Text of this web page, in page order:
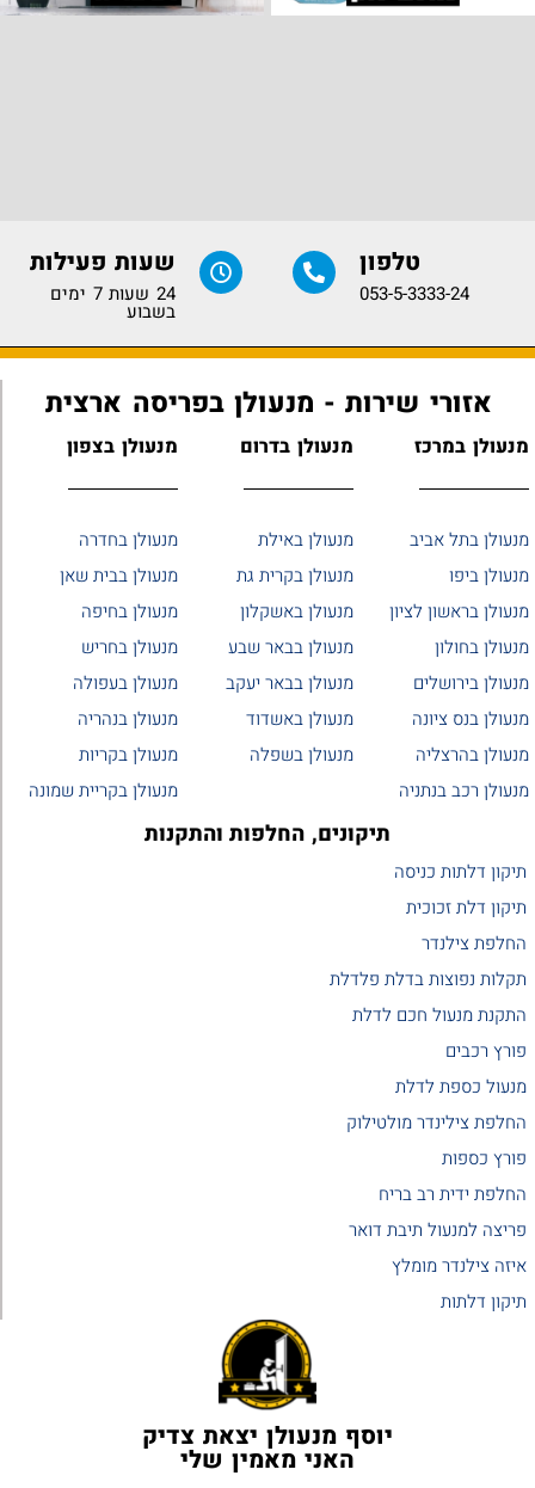
טלפון
053-5-3333-24
שעות פעילות
24 שעות 7 ימים
בשבוע
אזורי שירות - מנעולן בפריסה ארצית
מנעולן במרכז
מנעולן בתל אביב
מנעולן ביפו
מנעולן בראשון לציון
מנעולן בחולון
מנעולן בירושלים
מנעולן בנס ציונה
מנעולן בהרצליה
מנעולן רכב בנתניה
מנעולן בדרום
מנעולן באילת
מנעולן בקרית גת
מנעולן באשקלון
מנעולן בבאר שבע
מנעולן בבאר יעקב
מנעולן באשדוד
מנעולן בשפלה
מנעולן בצפון
מנעולן בחדרה
מנעולן בבית שאן
מנעולן בחיפה
מנעולן בחריש
מנעולן בעפולה
מנעולן בנהריה
מנעולן בקריות
מנעולן בקריית שמונה
תיקונים, החלפות והתקנות
תיקון דלתות כניסה
תיקון דלת זכוכית
החלפת צילנדר
תקלות נפוצות בדלת פלדלת
התקנת מנעול חכם לדלת
פורץ רכבים
מנעול כספת לדלת
החלפת צילינדר מולטילוק
פורץ כספות
החלפת ידית רב בריח
פריצה למנעול תיבת דואר
איזה צילנדר מומלץ
תיקון דלתות
יוסף מנעולן יצאת צדיק
האני מאמין שלי